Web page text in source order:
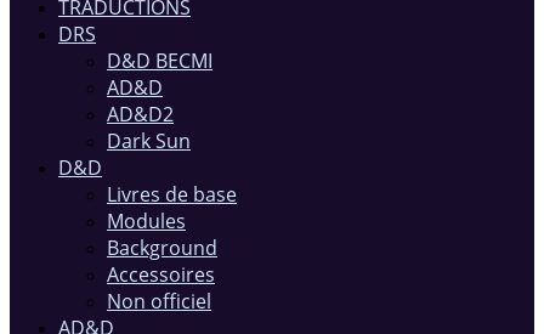
TRADUCTIONS
DRS
D&D BECMI
AD&D
AD&D2
Dark Sun
D&D
Livres de base
Modules
Background
Accessoires
Non officiel
AD&D